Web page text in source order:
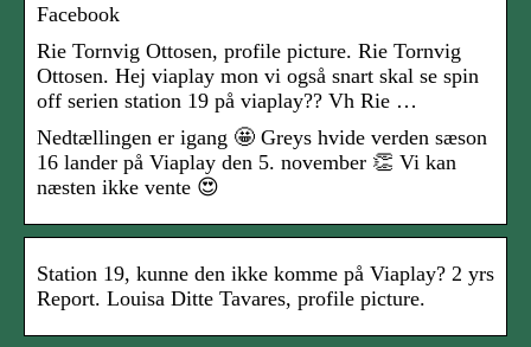
Facebook
Rie Tornvig Ottosen, profile picture. Rie Tornvig
Ottosen. Hej viaplay mon vi også snart skal se spin
off serien station 19 på viaplay?? Vh Rie …
Nedtællingen er igang 🤩 Greys hvide verden sæson
16 lander på Viaplay den 5. november 👏 Vi kan
næsten ikke vente 😍
Station 19, kunne den ikke komme på Viaplay? 2 yrs
Report. Louisa Ditte Tavares, profile picture.